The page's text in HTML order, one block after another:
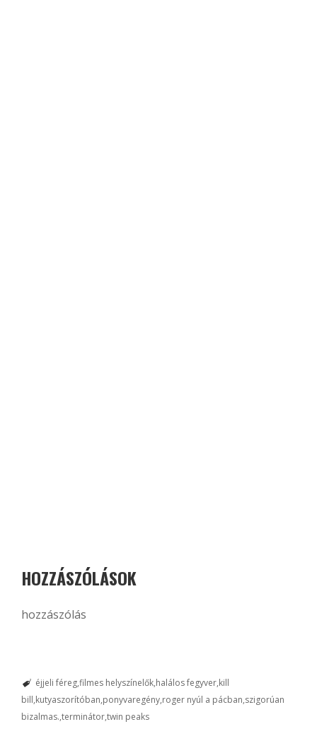
HOZZÁSZÓLÁSOK
hozzászólás
éjjeli féregfilmes helyszínelők halálos fegyver kill
bill kutyaszorítóban ponyvaregény roger nyúl a pácban szigorúan
bizalmas. terminátortwin peaks